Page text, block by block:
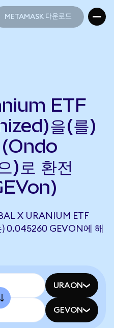
METAMASK 다운로드
ETF
을(를)
)로 환전
X URANIUM ETF
0.045260 GEVON에 해
URAON
GEVON